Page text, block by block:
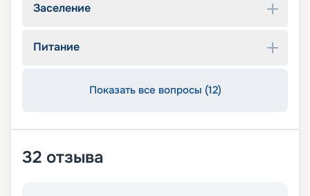
Заселение
Питание
Показать все вопросы (12)
32 отзыва